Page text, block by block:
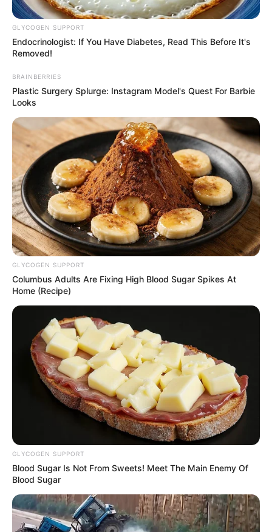
Posted
in
Friss hírek
Ázsia Expressz: Kijött a friss
lista, Krausz Gáborék mellett ŐK
lesznek az új évad versenyzői! –
Hatalmas a felháborodás, hogy
kiket választottak be:
GLYCOGEN SUPPORT
Endocrinologist: If You Have Diabetes, Read This Before It's
Removed!
BRAINBERRIES
Plastic Surgery Splurge: Instagram Model's Quest For Barbie
Looks
GLYCOGEN SUPPORT
Columbus Adults Are Fixing High Blood Sugar Spikes At
Home (Recipe)
GLYCOGEN SUPPORT
Blood Sugar Is Not From Sweets! Meet The Main Enemy Of
Blood Sugar